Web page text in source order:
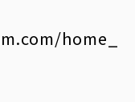
home_